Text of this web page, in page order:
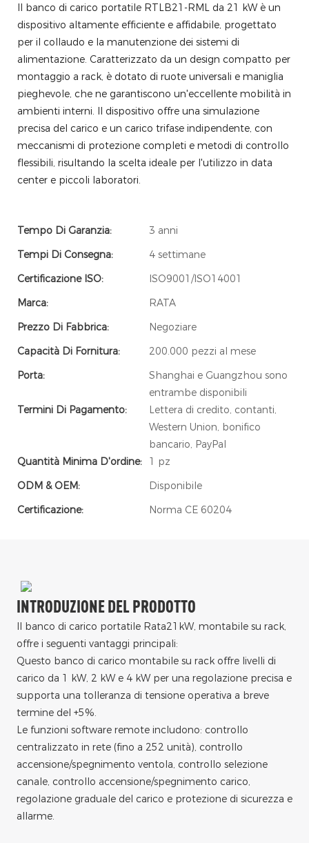
Il banco di carico portatile RTLB21-RML da 21 kW è un
dispositivo altamente efficiente e affidabile, progettato
per il collaudo e la manutenzione dei sistemi di
alimentazione. Caratterizzato da un design compatto per
montaggio a rack, è dotato di ruote universali e maniglia
pieghevole, che ne garantiscono un'eccellente mobilità in
ambienti interni. Il dispositivo offre una simulazione
precisa del carico e un carico trifase indipendente, con
meccanismi di protezione completi e metodi di controllo
flessibili, risultando la scelta ideale per l'utilizzo in data
center e piccoli laboratori.
Tempo Di Garanzia:
3 anni
Tempi Di Consegna:
4 settimane
Certificazione ISO:
ISO9001/ISO14001
Marca:
RATA
Prezzo Di Fabbrica:
Negoziare
Capacità Di Fornitura:
200.000 pezzi al mese
Porta:
Shanghai e Guangzhou sono
entrambe disponibili
Termini Di Pagamento:
Lettera di credito, contanti,
Western Union, bonifico
bancario, PayPal
Quantità Minima D'ordine:
1 pz
ODM & OEM:
Disponibile
Certificazione:
Norma CE 60204
INTRODUZIONE DEL PRODOTTO
Il banco di carico portatile Rata21kW, montabile su rack,
offre i seguenti vantaggi principali:
Questo banco di carico montabile su rack offre livelli di
carico da 1 kW, 2 kW e 4 kW per una regolazione precisa e
supporta una tolleranza di tensione operativa a breve
termine del +5%.
Le funzioni software remote includono: controllo
centralizzato in rete (fino a 252 unità), controllo
accensione/spegnimento ventola, controllo selezione
canale, controllo accensione/spegnimento carico,
regolazione graduale del carico e protezione di sicurezza e
allarme.